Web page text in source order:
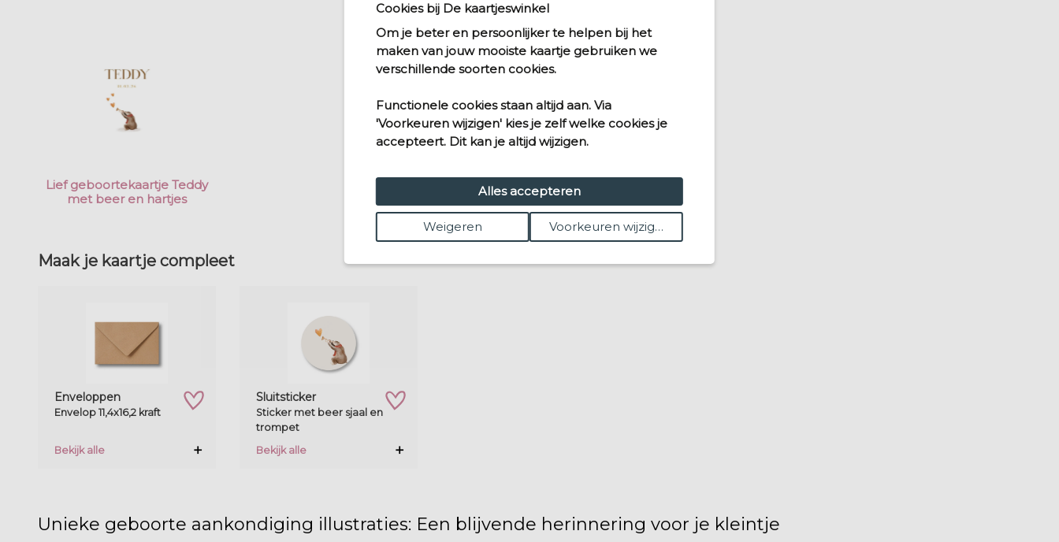
Maak je kaartje compleet
zet op verlanglijstje
Enveloppen
Envelop 11,4x16,2 kraft
Bekijk alle
zet op verlanglijstje
Sluitsticker
Sticker met beer sjaal en
trompet
Bekijk alle
Lief geboortekaartje Teddy
met beer en hartjes
Unieke geboorte aankondiging illustraties: Een blijvende herinnering voor je kleintje
Cookies bij De kaartjeswinkel
Om je beter en persoonlijker te helpen bij het
maken van jouw mooiste kaartje gebruiken we
verschillende soorten cookies.
Functionele cookies staan altijd aan. Via
'Voorkeuren wijzigen' kies je zelf welke cookies je
accepteert. Dit kan je altijd wijzigen.
Alles accepteren
Weigeren Voorkeuren wijzigen